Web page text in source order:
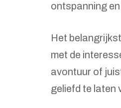
ontspanning
Het
met de
avontuur of
geliefd te laten